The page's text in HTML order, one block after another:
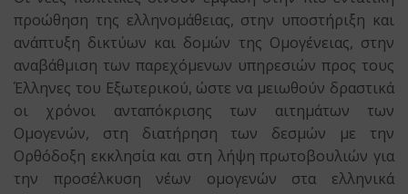
προώθηση της ελληνομάθειας, στην υποστήριξη και
ανάπτυξη δικτύων και δομών της Ομογένειας, στην
αναβάθμιση των παρεχόμενων υπηρεσιών προς τους
Έλληνες του Εξωτερικού, ώστε να μειωθούν δραστικά
οι χρόνοι ανταπόκρισης των αιτημάτων των
Ομογενών, στη διατήρηση των δεσμών με την
Ορθόδοξη εκκλησία και στη λήψη πρωτοβουλιών για
την προσέλκυση νέων ομογενών στα ελληνικά